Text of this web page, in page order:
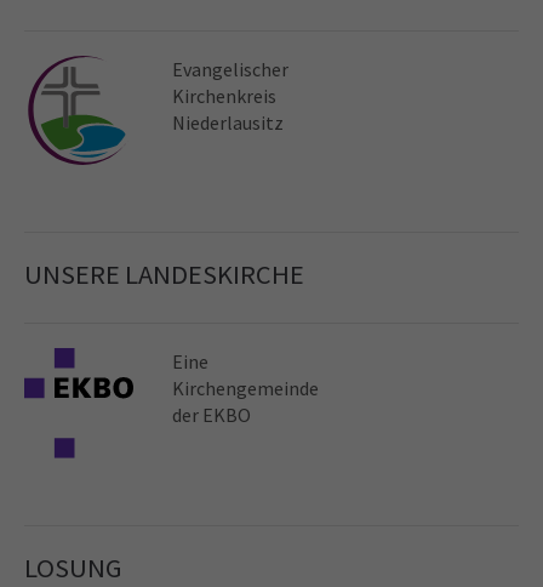
Evangelischer
Kirchen­kreis
Niederlausitz
UNSERE LANDESKIRCHE
Eine
Kirchen­gemeinde
der EKBO
LOSUNG